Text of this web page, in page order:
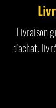
Livraison
d'achat,